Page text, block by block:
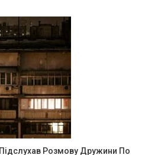
Розмову Дружини По